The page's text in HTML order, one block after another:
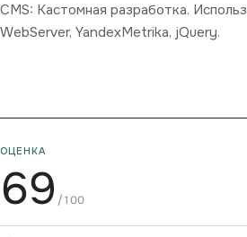
CMS: Кастомная разработка.
WebServer, YandexMetrika, jQuery.
ОЦЕНКА
69 /100